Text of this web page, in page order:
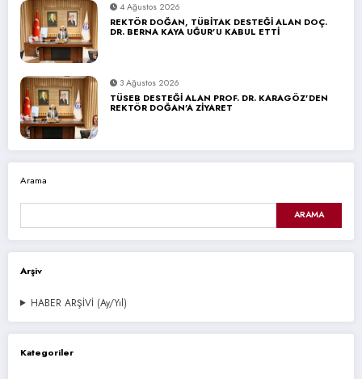
4 Ağustos 2026
REKTÖR DOĞAN, TÜBİTAK DESTEĞİ ALAN DOÇ.
DR. BERNA KAYA UĞUR’U KABUL ETTİ
3 Ağustos 2026
TÜSEB DESTEĞİ ALAN PROF. DR. KARAGÖZ’DEN
REKTÖR DOĞAN’A ZİYARET
Arama
ARAMA
Arşiv
HABER ARŞİVİ (Ay/Yıl)
Kategoriler